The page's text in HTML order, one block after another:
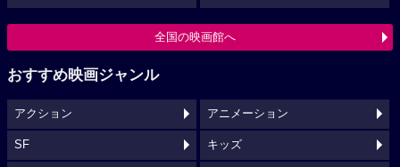
全国の映画館へ
おすすめ映画ジャンル
アクション アニメーション
SF キッズ